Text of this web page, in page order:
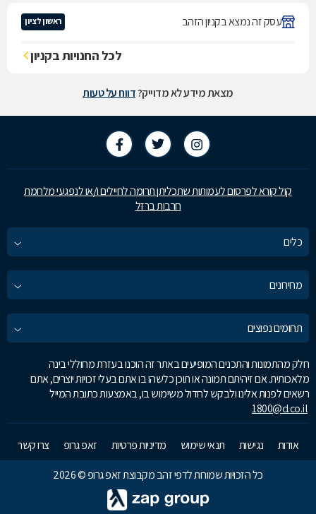
עסק זה נמצא בקניון הזהב ראשון לציון
לכל החנויות בקניון
מצאת מידע לא מדוייק?דווח על טעות
קול קורא לפרסום לעמותות שתכליתן תרומה לחיילים ו/או לנפגעי מלחמת
חרבות ברזל
כלים
מחירונים
תחומים נפוצים
חלק מהתמונות והתכנים המופיעים באתר זה הוכנו בעזרת מחוללי בינה
מלאכותית. אם זיהיתם תמונה או תוכן כלשהו בו אתם בעלי זכויות יוצרים, אתם
רשאים לפנות אלינו ולבקש לחדול משימוש בו, באמצעות כתובת המייל
1800@d.co.il
אודות נגישות תנאי שימוש מדיניות פרטיות זאפ גרופ
צרו קשר
כל הזכויות שמורות לדפי זהב מקבוצת זאפ גרופ © 2026